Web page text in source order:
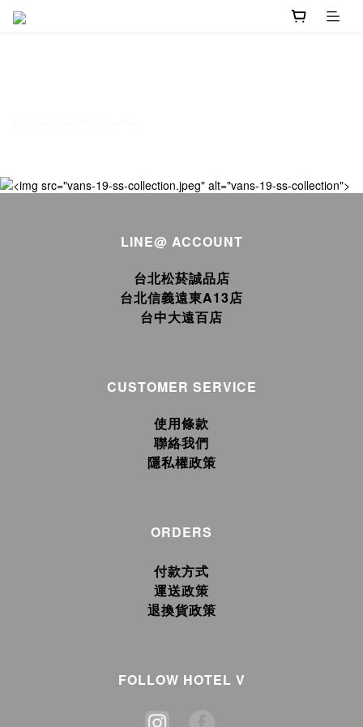
LINE@ ACCOUNT
台北松菸誠品店
台北信義遠東A13店
台中大遠百店
CUSTOMER SERVICE
使用條款
聯絡我們
隱私權政策
ORDERS
付款方式
運送政策
退換貨政策
FOLLOW HOTEL V